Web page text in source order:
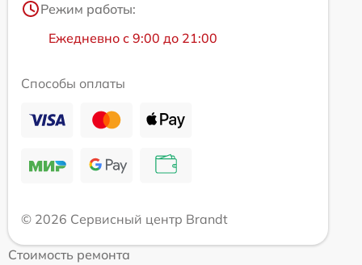
Режим работы:
Ежедневно с 9:00 до 21:00
Способы оплаты
© 2026 Сервисный центр Brandt
Стоимость ремонта